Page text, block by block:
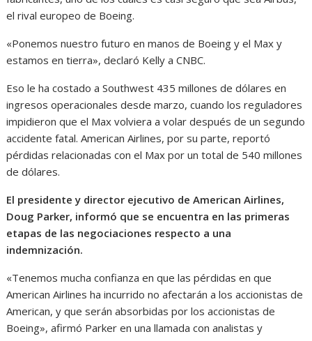
el rival europeo de Boeing.
«Ponemos nuestro futuro en manos de Boeing y el Max y
estamos en tierra», declaró Kelly a CNBC.
Eso le ha costado a Southwest 435 millones de dólares en
ingresos operacionales desde marzo, cuando los reguladores
impidieron que el Max volviera a volar después de un segundo
accidente fatal. American Airlines, por su parte, reportó
pérdidas relacionadas con el Max por un total de 540 millones
de dólares.
El presidente y director ejecutivo de American Airlines,
Doug Parker, informó que se encuentra en las primeras
etapas de las negociaciones respecto a una
indemnización.
«Tenemos mucha confianza en que las pérdidas en que
American Airlines ha incurrido no afectarán a los accionistas de
American, y que serán absorbidas por los accionistas de
Boeing», afirmó Parker en una llamada con analistas y